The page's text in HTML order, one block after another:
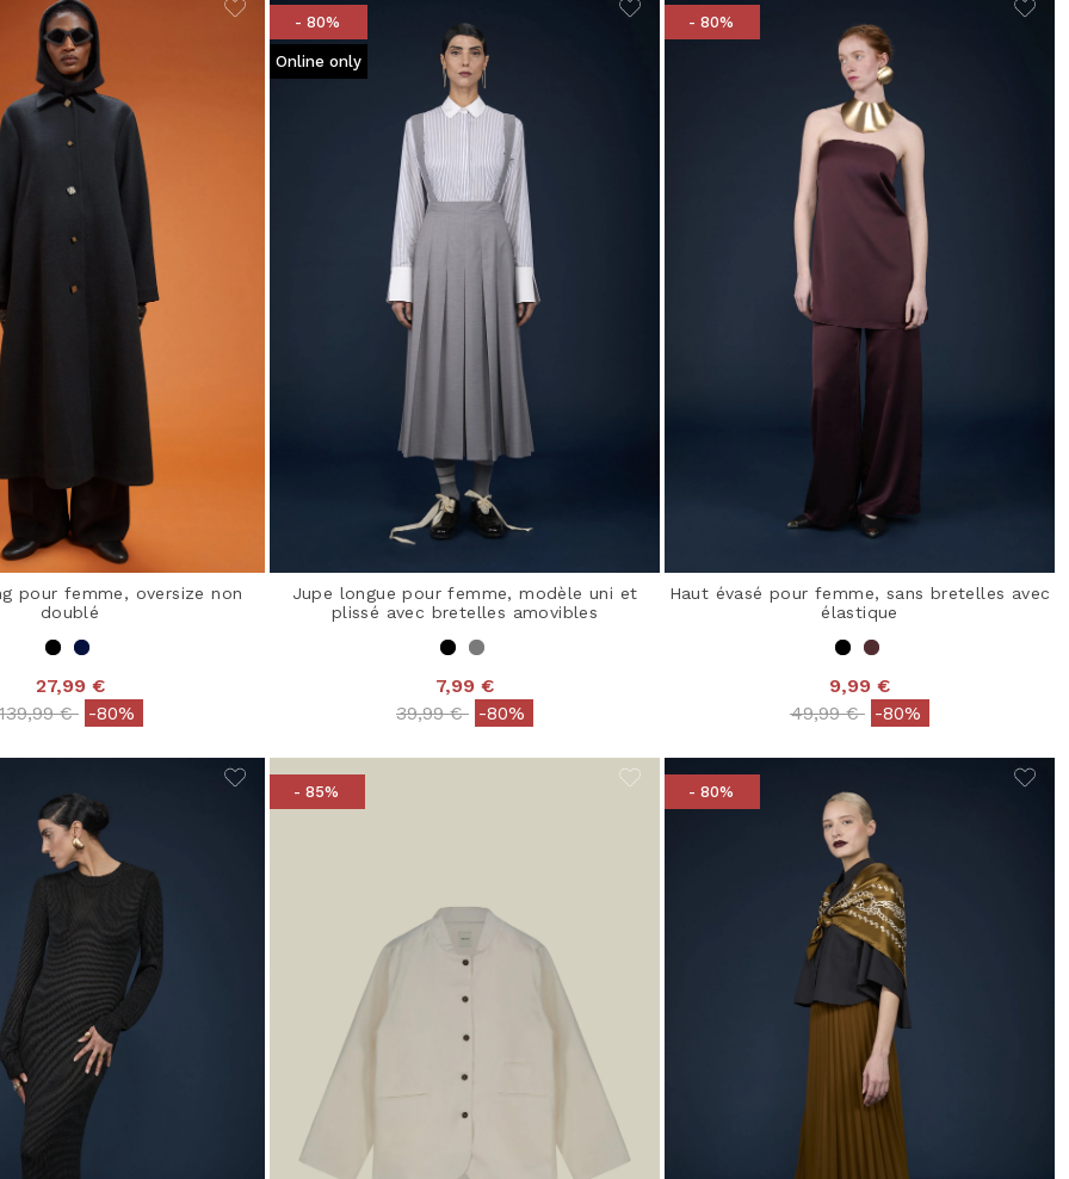
pour femme, oversize non
doublé
27,99 €
reduced from
€to-80%
- 80%
Online only
Jupe longue pour femme, modèle uni et
plissé avec bretelles amovibles
7,99 €
Price reduced from
39,99 €to-80%
- 80%
Haut évasé pour femme, sans bretelles avec
élastique
9,99 €
Price reduced from
49,99 €to-80%
- 85% - 80%